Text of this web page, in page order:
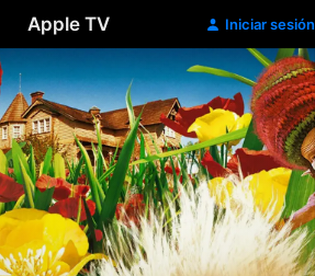
Apple TV Iniciar sesión